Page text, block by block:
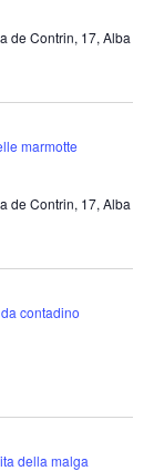
de Contrin, 17, Alba
marmotte
de Contrin, 17, Alba
contadino
della malga